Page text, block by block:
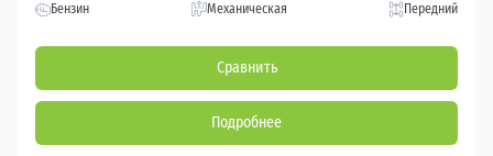
Бензин Механическая Передний
Сравнить
Подробнее